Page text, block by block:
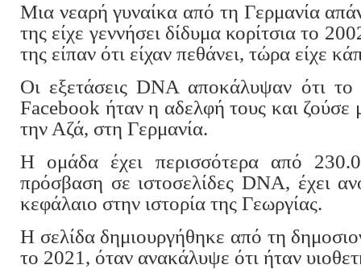
Μια νεαρή γυναίκα από τη Γερμανία
της είχε γεννήσει δίδυμα κορίτσια το
της είπαν ότι είχαν πεθάνει, τώρα είχε
Οι εξετάσεις DNA αποκάλυψαν ότι
Facebook ήταν η αδελφή τους και ζούσε
την Αζά, στη Γερμανία.
Η ομάδα έχει περισσότερα από
πρόσβαση σε ιστοσελίδες DNA, έχει
κεφάλαιο στην ιστορία της Γεωργίας.
Η σελίδα δημιουργήθηκε από τη
το 2021, όταν ανακάλυψε ότι ήταν